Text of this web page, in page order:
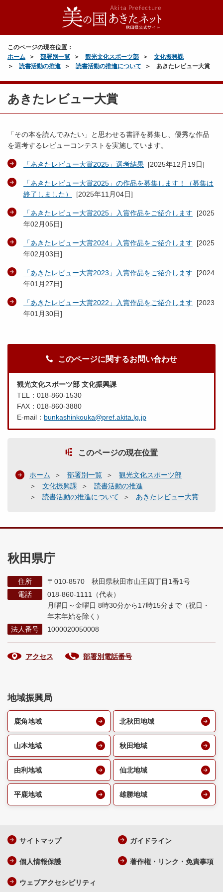
このページの現在位置：
ホーム
部署別一覧 観光文化スポーツ部
文化振興課
読書活動の推進
読書活動の推進について あきたレビュー大賞
あきたレビュー大賞
「その本を読んでみたい」と思わせる書評を募集し、優秀な作品
を選考するレビューコンテストを実施しています。
「あきたレビュー大賞2025」選考結果 [2025年12月19日]
「あきたレビュー大賞2025」の作品を募集します！（募集は
終了しました）
[2025年11月04日]
「あきたレビュー大賞2025」入賞作品をご紹介します [2025
年02月05日]
「あきたレビュー大賞2024」入賞作品をご紹介します [2025
年02月03日]
「あきたレビュー大賞2023」入賞作品をご紹介します [2024
年01月27日]
「あきたレビュー大賞2022」入賞作品をご紹介します [2023
年01月30日]
このページに関するお問い合わせ
観光文化スポーツ部 文化振興課
TEL：018-860-1530
FAX：018-860-3880
E-mail： bunkashinkouka@pref.akita.lg.jp
このページの現在位置
ホーム 部署別一覧
観光文化スポーツ部
文化振興課
読書活動の推進
読書活動の推進について
あきたレビュー大賞
秋田県庁
住所
〒010-8570 秋田県秋田市山王四丁目1番1号
電話
018-860-1111（代表）
月曜日～金曜日 8時30分から17時15分まで （祝日・
年末年始を除く）
法人番号
1000020050008
アクセス 部署別電話番号
地域振興局
鹿角地域 北秋田地域
山本地域 秋田地域
由利地域 仙北地域
平鹿地域 雄勝地域
サイトマップ ガイドライン
個人情報保護 著作権・リンク・免責事項
ウェブアクセシビリティ